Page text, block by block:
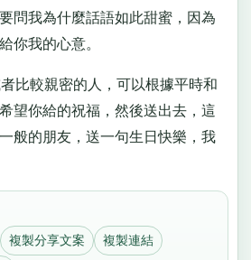
問我為什麼話語如此甜蜜，因為
你我的心意。
較親密的人，可以根據平時和
望你給的祝福，然後送出去，這
般的朋友，送一句生日快樂，我
複製分享文案 複製連結